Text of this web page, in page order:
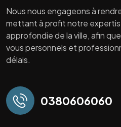
Nous nous engageons à
mettant à profit notre
approfondie de la ville, afin
vous personnels et
délais.
0380606060